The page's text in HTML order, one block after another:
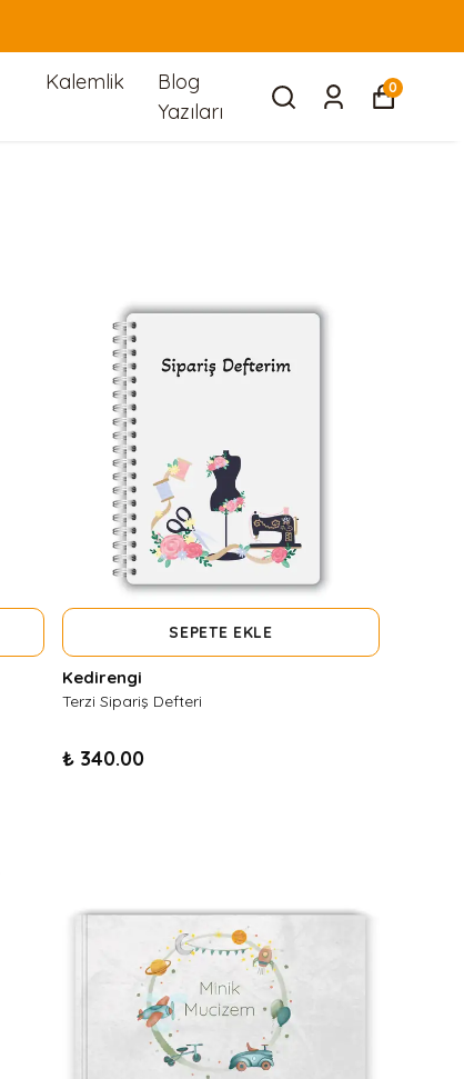
Kalemlik
Blog
Yazıları
0
SEPETE EKLE
Kedirengi
Terzi Sipariş Defteri
₺ 340.00